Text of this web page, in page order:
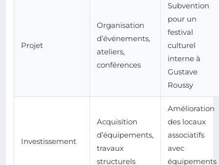
Projet
Organisation
d’événements,
ateliers,
conférences
Subvention
pour un
festival
culturel
interne à
Gustave
Roussy
Investissement
Acquisition
d’équipements,
travaux
structurels
Amélioration
des locaux
associatifs
avec
équipements